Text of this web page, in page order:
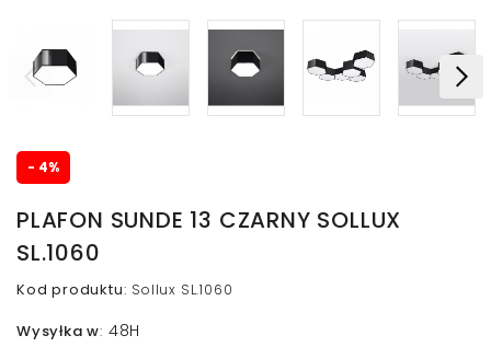
- 4%
PLAFON SUNDE 13 CZARNY SOLLUX
SL.1060
Kod produktu: Sollux SL.1060
Wysyłka w: 48H